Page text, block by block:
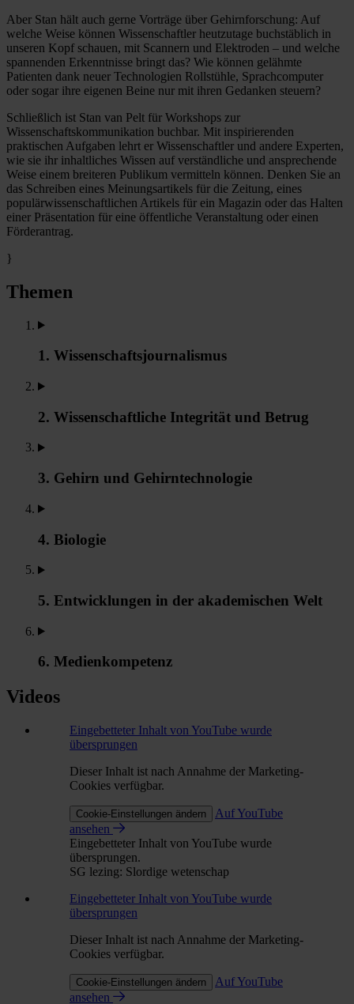
Aber Stan hält auch gerne Vorträge über Gehirnforschung: Auf
welche Weise können Wissenschaftler heutzutage buchstäblich in
unseren Kopf schauen, mit Scannern und Elektroden – und welche
spannenden Erkenntnisse bringt das? Wie können gelähmte
Patienten dank neuer Technologien Rollstühle, Sprachcomputer
oder sogar ihre eigenen Beine nur mit ihren Gedanken steuern?
Schließlich ist Stan van Pelt für Workshops zur
Wissenschaftskommunikation buchbar. Mit inspirierenden
praktischen Aufgaben lehrt er Wissenschaftler und andere Experten,
wie sie ihr inhaltliches Wissen auf verständliche und ansprechende
Weise einem breiteren Publikum vermitteln können. Denken Sie an
das Schreiben eines Meinungsartikels für die Zeitung, eines
populärwissenschaftlichen Artikels für ein Magazin oder das Halten
einer Präsentation für eine öffentliche Veranstaltung oder einen
Förderantrag.
}
Themen
1. Wissenschaftsjournalismus
2. Wissenschaftliche Integrität und Betrug
3. Gehirn und Gehirntechnologie
4. Biologie
5. Entwicklungen in der akademischen Welt
6. Medienkompetenz
Videos
Eingebetteter Inhalt von YouTube wurde
übersprungen
Dieser Inhalt ist nach Annahme der Marketing-
Cookies verfügbar.
Cookie-Einstellungen ändern
Auf YouTube
ansehen
Eingebetteter Inhalt von YouTube wurde
übersprungen.
SG lezing: Slordige wetenschap
Eingebetteter Inhalt von YouTube wurde
übersprungen
Dieser Inhalt ist nach Annahme der Marketing-
Cookies verfügbar.
Cookie-Einstellungen ändern
Auf YouTube
ansehen